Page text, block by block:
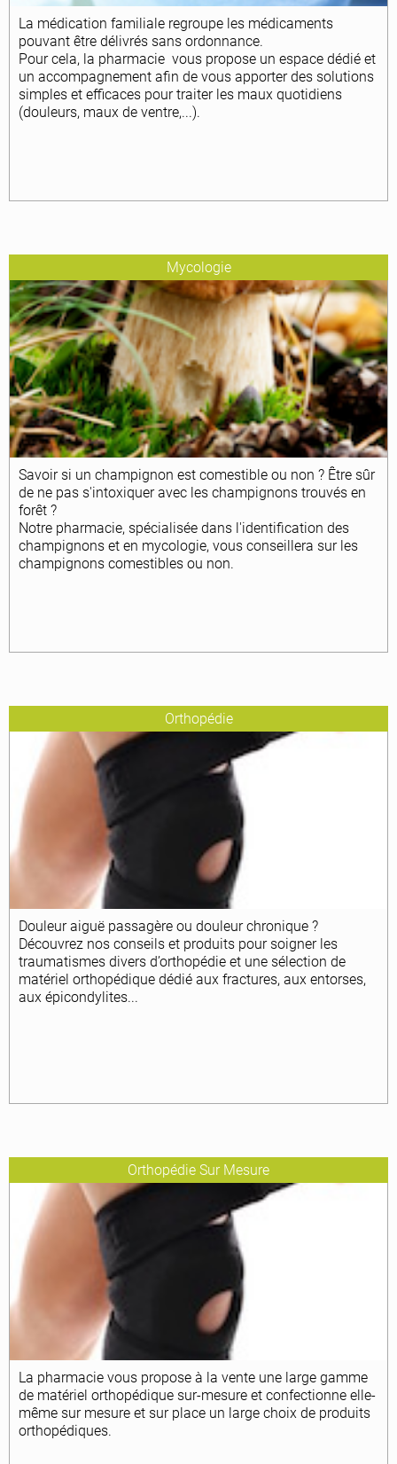
La médication familiale regroupe les médicaments
pouvant être délivrés sans ordonnance.
Pour cela, la pharmacie vous propose un espace dédié et
un accompagnement afin de vous apporter des solutions
simples et efficaces pour traiter les maux quotidiens
(douleurs, maux de ventre,...).
Mycologie
Savoir si un champignon est comestible ou non ? Être sûr
de ne pas s'intoxiquer avec les champignons trouvés en
forêt ?
Notre pharmacie, spécialisée dans l'identification des
champignons et en mycologie, vous conseillera sur les
champignons comestibles ou non.
Orthopédie
Douleur aiguë passagère ou douleur chronique ?
Découvrez nos conseils et produits pour soigner les
traumatismes divers d’orthopédie et une sélection de
matériel orthopédique dédié aux fractures, aux entorses,
aux épicondylites...
Orthopédie Sur Mesure
La pharmacie vous propose à la vente une large gamme
de matériel orthopédique sur-mesure et confectionne elle-
même sur mesure et sur place un large choix de produits
orthopédiques.